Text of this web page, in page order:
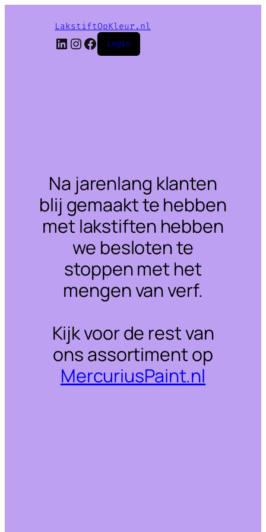
LakstiftOpKleur.nl
LinkedIn
Instagram
Facebook
Login
Na jarenlang klanten
blij gemaakt te hebben
met lakstiften hebben
we besloten te
stoppen met het
mengen van verf.
Kijk voor de rest van
ons assortiment op
MercuriusPaint.nl